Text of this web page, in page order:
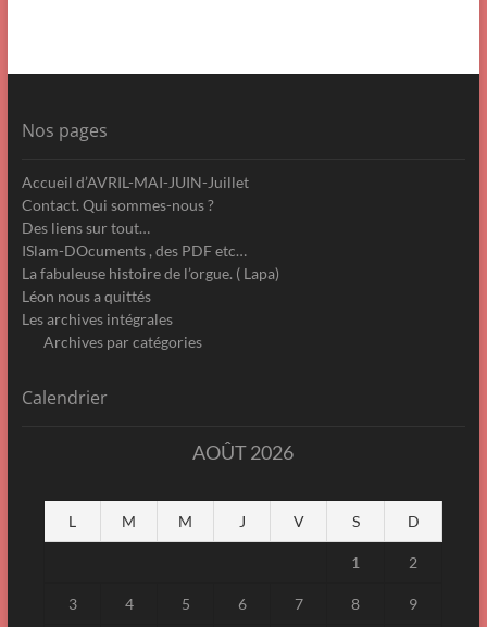
Nos pages
Accueil d’AVRIL-MAI-JUIN-Juillet
Contact. Qui sommes-nous ?
Des liens sur tout…
ISlam-DOcuments , des PDF etc…
La fabuleuse histoire de l’orgue. ( Lapa)
Léon nous a quittés
Les archives intégrales
Archives par catégories
Calendrier
AOÛT 2026
L M M J V S D
1 2
3 4 5 6 7 8 9